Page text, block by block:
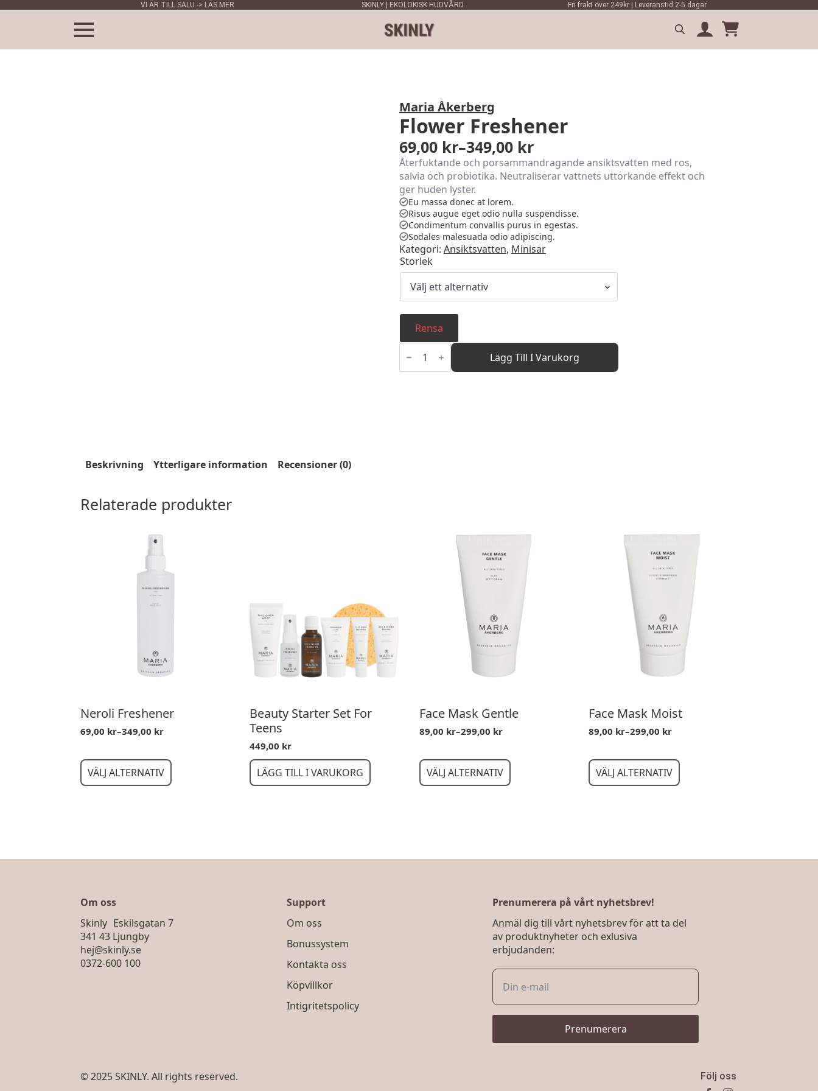
VI ÄR TILL SALU -> LÄS MER SKINLY | EKOLOKISK HUDVÅRD Fri frakt över 249kr | Leveranstid 2-5 dagar
Search
Maria Åkerberg
Flower Freshener
69,00 kr–349,00 kr
Prisintervall:
69,00 kr
till
349,00 kr
Återfuktande och porsammandragande ansiktsvatten med ros,
salvia och probiotika. Neutraliserar vattnets uttorkande effekt och
ger huden lyster.
Eu massa donec at lorem.
Risus augue eget odio nulla suspendisse.
Condimentum convallis purus in egestas.
Sodales malesuada odio adipiscing.
Kategori: Ansiktsvatten, Minisar
Storlek
Rensa
Flower
Freshener Lägg Till I Varukorg
Beskrivning Ytterligare information Recensioner (0)
Relaterade produkter
Neroli Freshener
69,00 kr–349,00 kr
Prisintervall:
till
349,00 kr
VÄLJ ALTERNATIV
Den
här
olika
väljas
produktsidan
Beauty Starter Set For
Teens
449,00 kr
LÄGG TILL I VARUKORG
Face Mask Gentle
89,00 kr–299,00 kr
Prisintervall:
till
299,00 kr
VÄLJ ALTERNATIV
Den
här
olika
Face Mask Moist
89,00 kr–299,00 kr
Prisintervall:
till
299,00 kr
VÄLJ ALTERNATIV
Den
här
olika
väljas
produktsidan
Om oss
Skinly Eskilsgatan 7
341 43 Ljungby
hej@skinly.se
0372-600 100
Support
Om oss
Bonussystem
Kontakta oss
Köpvillkor
Intigritetspolicy
Prenumerera på vårt nyhetsbrev!
Anmäl dig till vårt nyhetsbrev för att ta del
av produktnyheter och exlusiva
erbjudanden:
Prenumerera
© 2025 SKINLY. All rights reserved. Följ oss